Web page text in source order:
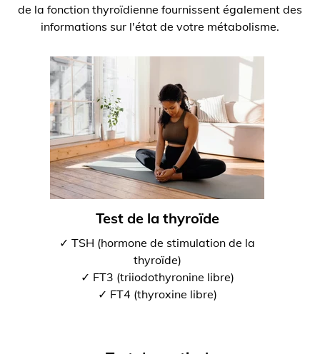
de la fonction thyroïdienne fournissent également des
informations sur l'état de votre métabolisme.
Test de la thyroïde
✓ TSH (hormone de stimulation de la
thyroïde)
✓ FT3 (triiodothyronine libre)
✓ FT4 (thyroxine libre)